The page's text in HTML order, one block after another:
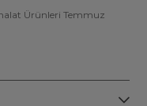
Ürünleri Temmuz